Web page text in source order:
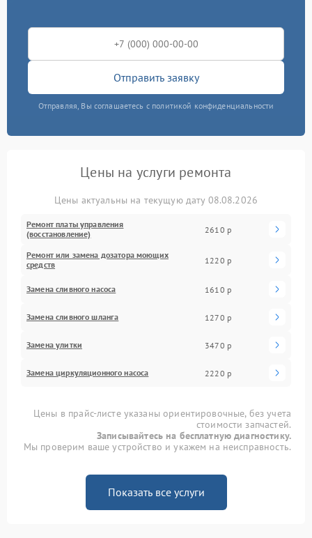
Отправить заявку
Отправляя, Вы соглашаетесь с политикой конфиденциальности
Цены на услуги ремонта
Цены актуальны на текущую дату 08.08.2026
Ремонт платы управления
(восстановление)
2610 р
Ремонт или замена дозатора моющих
средств
1220 р
Замена сливного насоса 1610 р
Замена сливного шланга 1270 р
Замена улитки 3470 р
Замена циркуляционного насоса 2220 р
Цены в прайс-листе указаны ориентировочные, без учета
стоимости запчастей.
Записывайтесь на бесплатную диагностику.
Мы проверим ваше устройство и укажем на неисправность.
Показать все услуги